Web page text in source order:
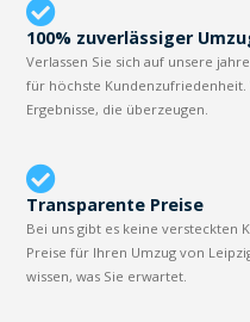
100% zuverlässiger
Verlassen Sie sich auf unsere
für höchste
Ergebnisse, die überzeugen.
Transparente Preise
Bei uns gibt es keine versteckten
Preise für Ihren Umzug von
wissen, was Sie erwartet.